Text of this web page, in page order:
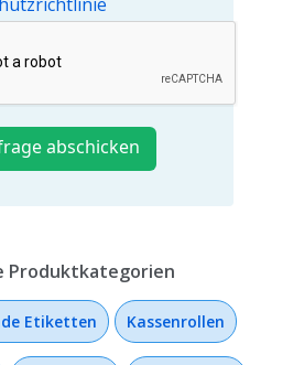
Produktkategorien
Etiketten Kassenrollen